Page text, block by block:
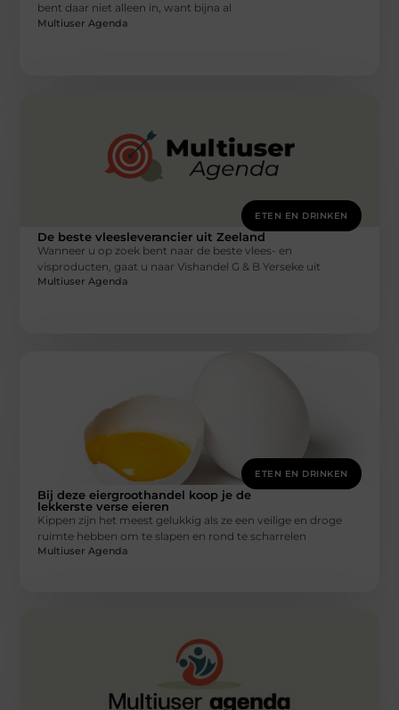
bent daar niet alleen in, want bijna al
Multiuser Agenda
ETEN EN DRINKEN
De beste vleesleverancier uit Zeeland
Wanneer u op zoek bent naar de beste vlees- en
visproducten, gaat u naar Vishandel G & B Yerseke uit
Multiuser Agenda
ETEN EN DRINKEN
Bij deze eiergroothandel koop je de
lekkerste verse eieren
Kippen zijn het meest gelukkig als ze een veilige en droge
ruimte hebben om te slapen en rond te scharrelen
Multiuser Agenda